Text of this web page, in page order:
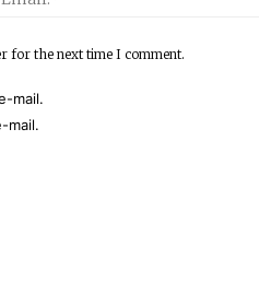
for the next time I comment.
mail.
mail.